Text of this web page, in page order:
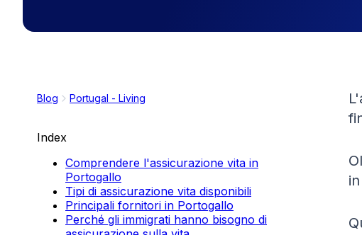
Blog Portugal - Living
Index
Comprendere l'assicurazione vita in
Portogallo
Tipi di assicurazione vita disponibili
Principali fornitori in Portogallo
Perché gli immigrati hanno bisogno di